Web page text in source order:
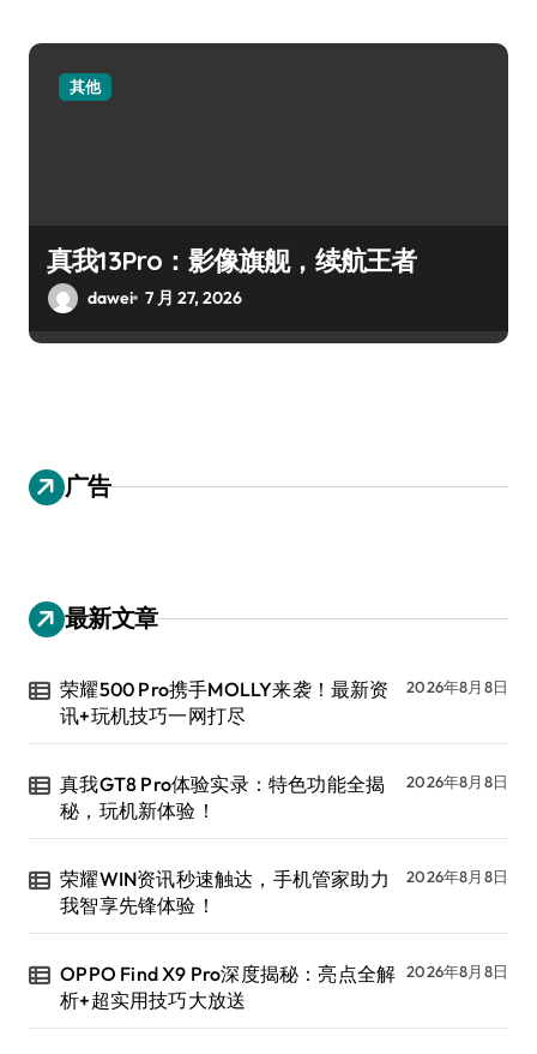
其他
真我13Pro：影像旗舰，续航王者
dawei 7 月 27, 2026
广告
最新文章
荣耀500 Pro携手MOLLY来袭！最新资
讯+玩机技巧一网打尽
2026年8月8日
真我GT8 Pro体验实录：特色功能全揭
秘，玩机新体验！
2026年8月8日
荣耀WIN资讯秒速触达，手机管家助力
我智享先锋体验！
2026年8月8日
OPPO Find X9 Pro深度揭秘：亮点全解
析+超实用技巧大放送
2026年8月8日